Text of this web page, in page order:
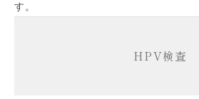
す。
HPV検査